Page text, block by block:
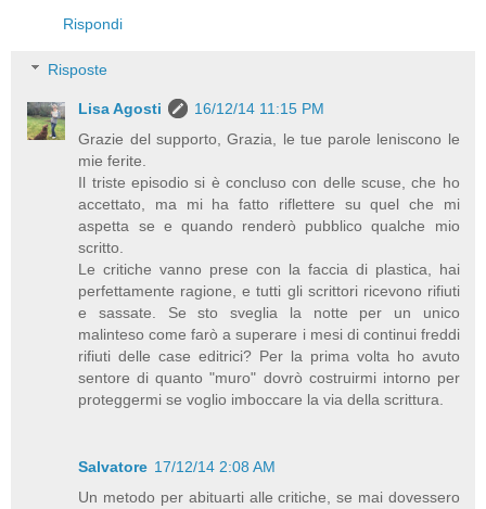
Rispondi
Risposte
Lisa Agosti
16/12/14 11:15 PM
Grazie del supporto, Grazia, le tue parole leniscono le
mie ferite.
Il triste episodio si è concluso con delle scuse, che ho
accettato, ma mi ha fatto riflettere su quel che mi
aspetta se e quando renderò pubblico qualche mio
scritto.
Le critiche vanno prese con la faccia di plastica, hai
perfettamente ragione, e tutti gli scrittori ricevono rifiuti
e sassate. Se sto sveglia la notte per un unico
malinteso come farò a superare i mesi di continui freddi
rifiuti delle case editrici? Per la prima volta ho avuto
sentore di quanto "muro" dovrò costruirmi intorno per
proteggermi se voglio imboccare la via della scrittura.
Salvatore 17/12/14 2:08 AM
Un metodo per abituarti alle critiche, se mai dovessero